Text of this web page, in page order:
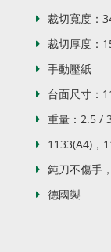
裁切寬度：
裁切厚度：
手動壓紙
台面尺寸：
重量：2.5 /
1133(A4)，
鈍刀不傷手
德國製